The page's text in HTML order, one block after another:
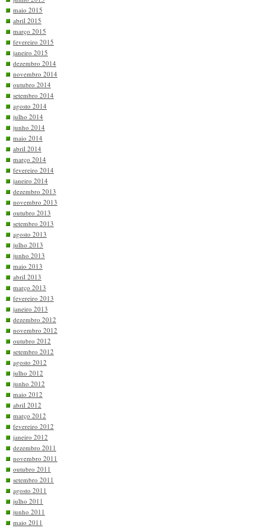
maio 2015
abril 2015
março 2015
fevereiro 2015
janeiro 2015
dezembro 2014
novembro 2014
outubro 2014
setembro 2014
agosto 2014
julho 2014
junho 2014
maio 2014
abril 2014
março 2014
fevereiro 2014
janeiro 2014
dezembro 2013
novembro 2013
outubro 2013
setembro 2013
agosto 2013
julho 2013
junho 2013
maio 2013
abril 2013
março 2013
fevereiro 2013
janeiro 2013
dezembro 2012
novembro 2012
outubro 2012
setembro 2012
agosto 2012
julho 2012
junho 2012
maio 2012
abril 2012
março 2012
fevereiro 2012
janeiro 2012
dezembro 2011
novembro 2011
outubro 2011
setembro 2011
agosto 2011
julho 2011
junho 2011
maio 2011